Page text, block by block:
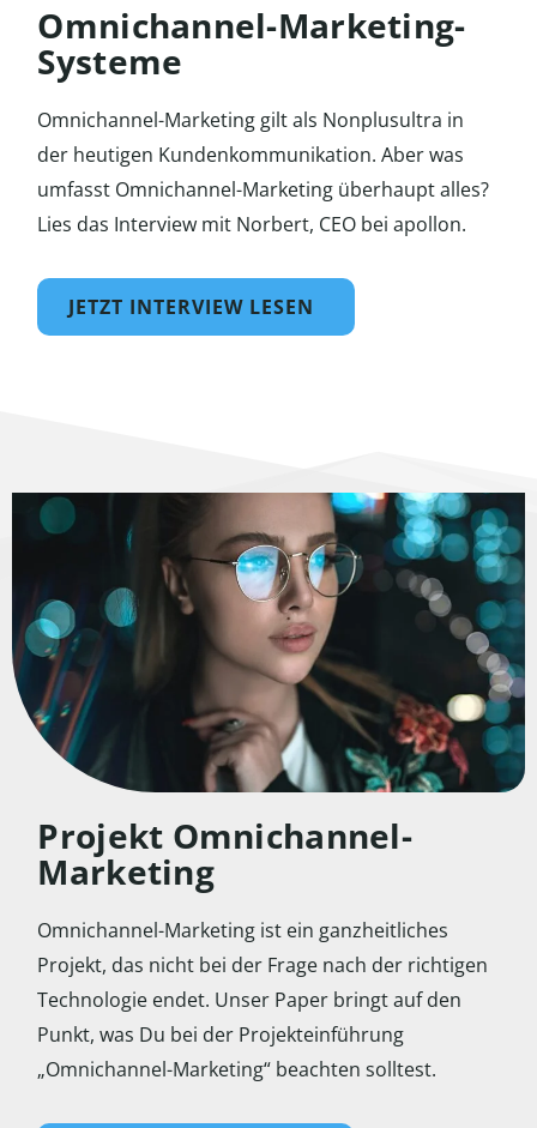
Omnichannel-Marketing-
Systeme
Omnichannel-Marketing gilt als Nonplusultra in
der heutigen Kundenkommunikation. Aber was
umfasst Omnichannel-Marketing überhaupt alles?
Lies das Interview mit Norbert, CEO bei apollon.
JETZT INTERVIEW LESEN
Projekt Omnichannel-
Marketing
Omnichannel-Marketing ist ein ganzheitliches
Projekt, das nicht bei der Frage nach der richtigen
Technologie endet. Unser Paper bringt auf den
Punkt, was Du bei der Projekteinführung
„Omnichannel-Marketing“ beachten solltest.